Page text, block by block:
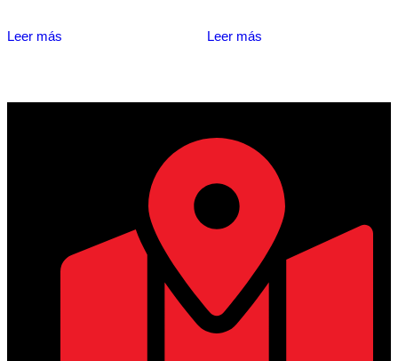
Leer más Leer más